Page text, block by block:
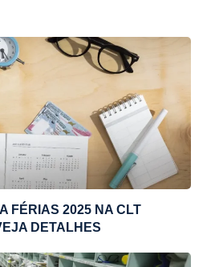
FÉRIAS 2025 NA CLT
DETALHES